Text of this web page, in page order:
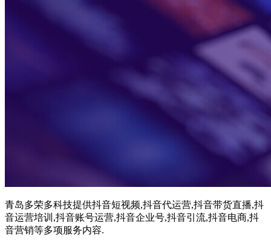
青岛多荣多科技提供抖音短视频,抖音代运营,抖音带货直播,抖
音运营培训,抖音账号运营,抖音企业号,抖音引流,抖音电商,抖
音营销等多项服务内容.